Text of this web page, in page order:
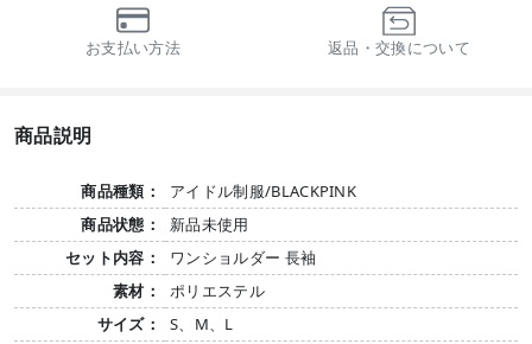
お支払い方法 返品・交換について
商品説明
商品種類：
アイドル制服/BLACKPINK
商品状態：
新品未使用
セット内容：
ワンショルダー 長袖
素材：
ポリエステル
サイズ：
S、M、L